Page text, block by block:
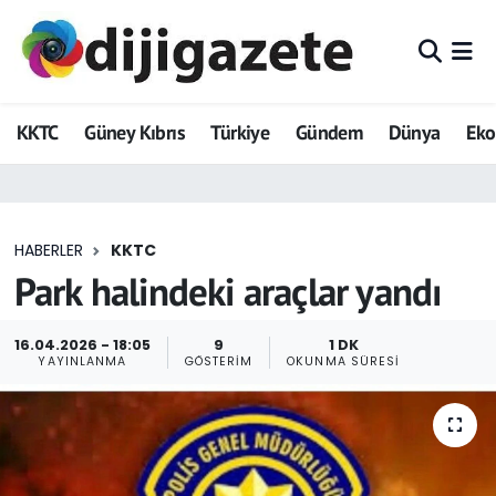
KKTC Güney Kıbrıs Türkiye Gündem Dünya
HABERLER KKTC
Park halindeki araçlar yandı
16.04.2026 - 18:05
YAYINLANMA
9
GÖSTERIM
1 DK
OKUNMA SÜRESI
ADVERTORIAL
Dijigazete
Eğitim
Ekonomi
Foto Galeri
GEZİ
Güncel
Hava Durumu
Trafik Durumu
Tüm Manşetler
Son Dakika Haberleri
Haber Arşivi